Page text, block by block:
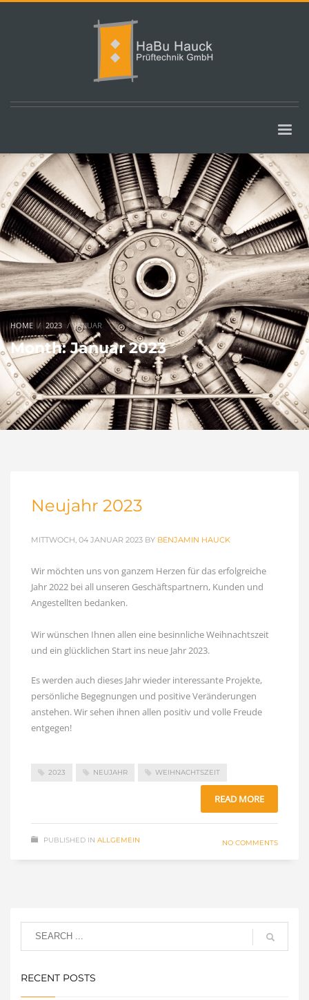
HOME 2023 JANUAR
Month: Januar 2023
Neujahr 2023
MITTWOCH, 04 JANUAR 2023 BY BENJAMIN HAUCK
Wir möchten uns von ganzem Herzen für das erfolgreiche
Jahr 2022 bei all unseren Geschäftspartnern, Kunden und
Angestellten bedanken.
Wir wünschen Ihnen allen eine besinnliche Weihnachtszeit
und ein glücklichen Start ins neue Jahr 2023.
Es werden auch dieses Jahr wieder interessante Projekte,
persönliche Begegnungen und positive Veränderungen
anstehen. Wir sehen ihnen allen positiv und volle Freude
entgegen!
2023 NEUJAHR WEIHNACHTSZEIT
READ MORE
PUBLISHED IN ALLGEMEIN NO COMMENTS
RECENT POSTS